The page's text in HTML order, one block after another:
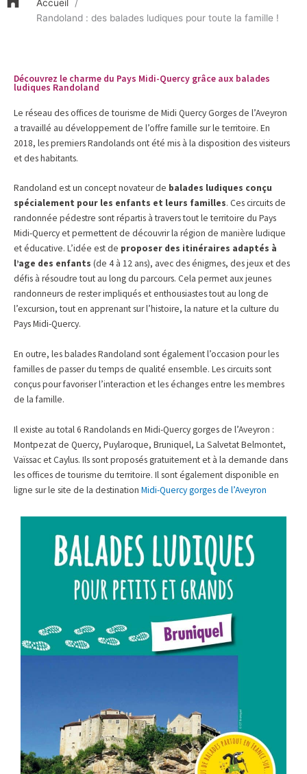
Accueil
Randoland : des balades ludiques pour toute la famille !
Découvrez le charme du Pays Midi-Quercy grâce aux balades
ludiques Randoland
Le réseau des offices de tourisme de Midi Quercy Gorges de l’Aveyron
a travaillé au développement de l’offre famille sur le territoire. En
2018, les premiers Randolands ont été mis à la disposition des visiteurs
et des habitants.
Randoland est un concept novateur de balades ludiques conçu
spécialement pour les enfants et leurs familles. Ces circuits de
randonnée pédestre sont répartis à travers tout le territoire du Pays
Midi-Quercy et permettent de découvrir la région de manière ludique
et éducative. L’idée est de proposer des itinéraires adaptés à
l’age des enfants (de 4 à 12 ans), avec des énigmes, des jeux et des
défis à résoudre tout au long du parcours. Cela permet aux jeunes
randonneurs de rester impliqués et enthousiastes tout au long de
l’excursion, tout en apprenant sur l’histoire, la nature et la culture du
Pays Midi-Quercy.
En outre, les balades Randoland sont également l’occasion pour les
familles de passer du temps de qualité ensemble. Les circuits sont
conçus pour favoriser l’interaction et les échanges entre les membres
de la famille.
Il existe au total 6 Randolands en Midi-Quercy gorges de l’Aveyron :
Montpezat de Quercy, Puylaroque, Bruniquel, La Salvetat Belmontet,
Vaïssac et Caylus. Ils sont proposés gratuitement et à la demande dans
les offices de tourisme du territoire. Il sont également disponible en
ligne sur le site de la destination Midi-Quercy gorges de l’Aveyron